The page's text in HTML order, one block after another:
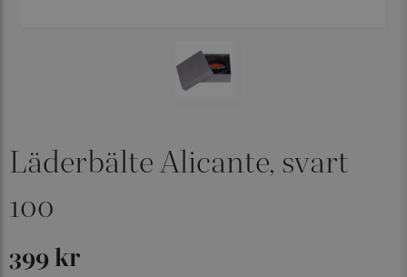
Läderbälte Alicante, svart
100
399 kr